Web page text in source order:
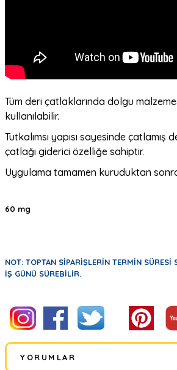
Tüm deri çatlaklarında dolgu
kullanılabilir.
Tutkalımsı yapısı sayesinde çatlamış
çatlağı giderici özelliğe sahiptir.
Uygulama tamamen kuruduktan sonra
60 mg
NOT: TOPTAN SİPARİŞLERİN TERMİN SÜRESİ
İŞ GÜNÜ SÜREBİLİR.
YORUMLAR